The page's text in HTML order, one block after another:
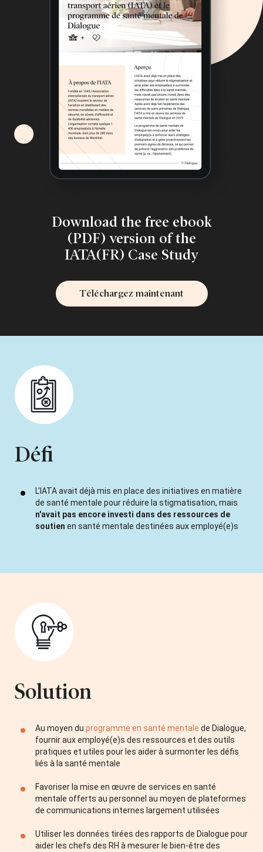
Download the free ebook
(PDF) version of the
IATA(FR) Case Study
Téléchargez maintenant
Défi
L'IATA avait déjà mis en place des initiatives en matière
de santé mentale pour réduire la stigmatisation, mais
n'avait pas encore investi dans des ressources de
soutien en santé mentale destinées aux employé(e)s
Solution
Au moyen du programme en santé mentale de Dialogue,
fournir aux employé(e)s des ressources et des outils
pratiques et utiles pour les aider à surmonter les défis
liés à la santé mentale
Favoriser la mise en œuvre de services en santé
mentale offerts au personnel au moyen de plateformes
de communications internes largement utilisées
Utiliser les données tirées des rapports de Dialogue pour
aider les chefs des RH à mesurer le bien-être des